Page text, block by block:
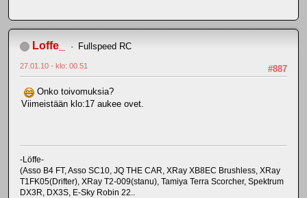
Loffe_ Fullspeed RC
#887
27.01.10 - klo: 00.51
Onko toivomuksia?
Viimeistään klo:17 aukee ovet.
-Löffe-
(Asso B4 FT, Asso SC10, JQ THE CAR, XRay XB8EC Brushless, XRay
T1FK05(Drifter), XRay T2-009(stanu), Tamiya Terra Scorcher, Spektrum
DX3R, DX3S, E-Sky Robin 22..